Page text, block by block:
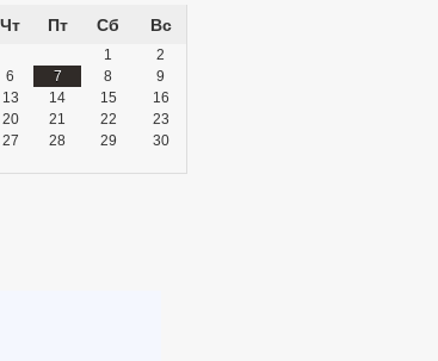
Чт Пт Сб Вс
1
2
6 7 8
9
13 14 15
16
20 21 22
23
27 28 29
30